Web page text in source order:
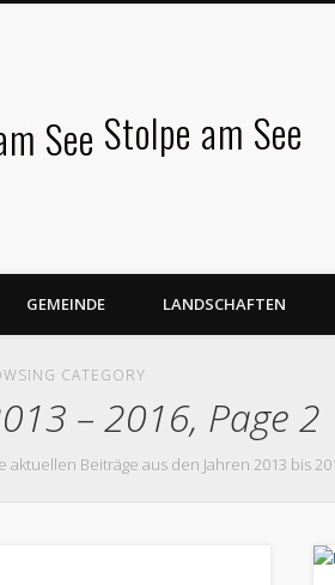
Stolpe am See
GEMEINDE LANDSCHAFTEN
CATEGORY
– 2016, Page 2
aktuellen Beiträge aus den Jahren 2013 bis